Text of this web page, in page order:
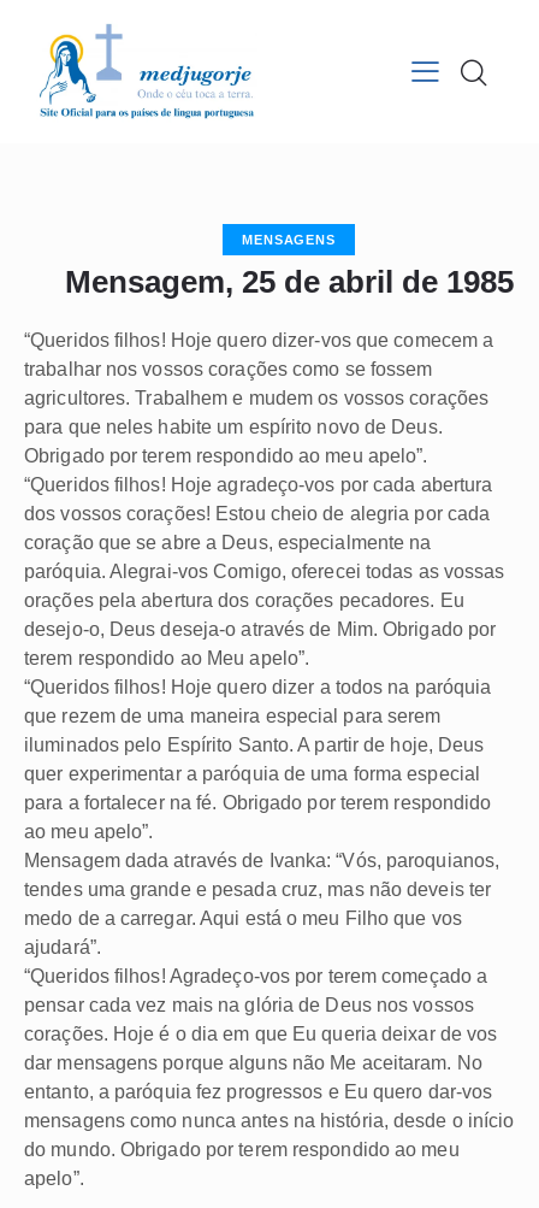
MENSAGENS
Mensagem, 25 de abril de 1985
“Queridos filhos! Hoje quero dizer-vos que comecem a
trabalhar nos vossos corações como se fossem
agricultores. Trabalhem e mudem os vossos corações
para que neles habite um espírito novo de Deus.
Obrigado por terem respondido ao meu apelo”.
“Queridos filhos! Hoje agradeço-vos por cada abertura
dos vossos corações! Estou cheio de alegria por cada
coração que se abre a Deus, especialmente na
paróquia. Alegrai-vos Comigo, oferecei todas as vossas
orações pela abertura dos corações pecadores. Eu
desejo-o, Deus deseja-o através de Mim. Obrigado por
terem respondido ao Meu apelo”.
“Queridos filhos! Hoje quero dizer a todos na paróquia
que rezem de uma maneira especial para serem
iluminados pelo Espírito Santo. A partir de hoje, Deus
quer experimentar a paróquia de uma forma especial
para a fortalecer na fé. Obrigado por terem respondido
ao meu apelo”.
Mensagem dada através de Ivanka: “Vós, paroquianos,
tendes uma grande e pesada cruz, mas não deveis ter
medo de a carregar. Aqui está o meu Filho que vos
ajudará”.
“Queridos filhos! Agradeço-vos por terem começado a
pensar cada vez mais na glória de Deus nos vossos
corações. Hoje é o dia em que Eu queria deixar de vos
dar mensagens porque alguns não Me aceitaram. No
entanto, a paróquia fez progressos e Eu quero dar-vos
mensagens como nunca antes na história, desde o início
do mundo. Obrigado por terem respondido ao meu
apelo”.